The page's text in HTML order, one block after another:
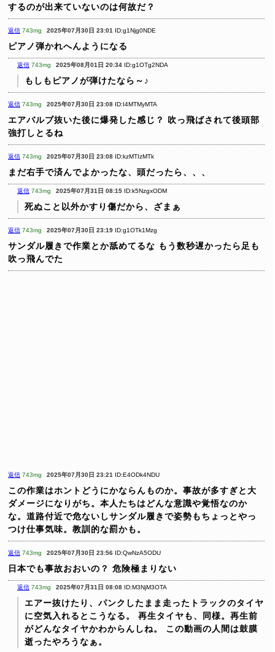
するのが出来ていないのは何故だ？
返信 743mg 2025年07月30日 23:01 ID:g1Njg0NDE
ピアノ弾かれへんようになる
返信 743mg 2025年08月01日 20:34 ID:g1OTg2NDA
もしもピアノが弾けたなら～♪
返信 743mg 2025年07月30日 23:08 ID:I4MTMyMTA
エアバルブ抜いた後に爆発した感じ？
吹っ飛ばされて後頭部
強打しとるね
返信 743mg 2025年07月30日 23:08 ID:kzMTIzMTk
まだ右手で済んでよかったな、頭だったら、、、
返信 743mg 2025年07月31日 08:15 ID:k5NzgxODM
死ぬこと以外かすり傷だから、ざまぁ
返信 743mg 2025年07月30日 23:19 ID:g1OTk1Mzg
サンダル履きで作業とか舐めてるな もう数秒遅かったら足も
吹っ飛んでた
返信 743mg 2025年07月30日 23:21 ID:E4ODk4NDU
この作業はホントどうにかならんものか。事故が多すぎと大
ダメージになりがち。本人たちはどんな意識や覚悟なのか
な。道路付近で危ないしサンダル履きで姿勢もちょっとやっ
つけ仕事気味。教訓的な罰かも。
返信 743mg 2025年07月30日 23:56 ID:QwNzA5ODU
日本でも事故おおいの？ 危険極まりない
返信 743mg 2025年07月31日 08:08 ID:M3NjM3OTA
エアー抜けたり、パンクしたまま走ったトラックのタイヤ
に空気入れるとこうなる。
再生タイヤも、同様。再生前
がどんなタイヤかわからんしね。
この動画の人間は鼓膜
逝ったやろうなぁ。